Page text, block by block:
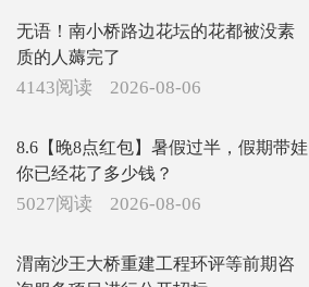
无语！南小桥路边花坛的花都被没素
质的人薅完了
4143阅读 2026-08-06
8.6【晚8点红包】暑假过半，假期带娃
你已经花了多少钱？
5027阅读 2026-08-06
渭南沙王大桥重建工程环评等前期咨